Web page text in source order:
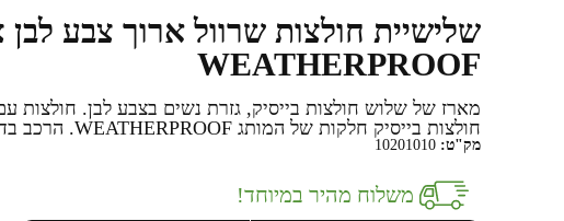
שלישיית חולצות שרוול ארוך צבע לבן
WEATHERPROOF
מארז של שלוש חולצות בייסיק, גזרת נשים בצבע לבן. חולצות עם
חולצות בייסיק חלקות של המותג WEATHERPROOF. הרכב בד: 100% כותנה
מק"ט:
משלוח מהיר במיוחד!